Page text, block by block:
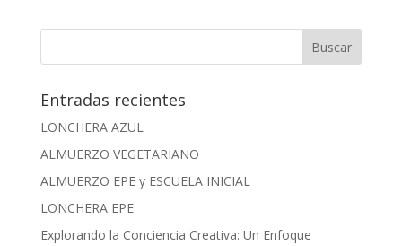
Entradas recientes
LONCHERA AZUL
ALMUERZO VEGETARIANO
ALMUERZO EPE y ESCUELA INICIAL
LONCHERA EPE
Explorando la Conciencia Creativa: Un Enfoque